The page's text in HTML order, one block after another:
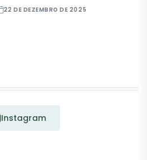
22 DE DEZEMBRO DE 2025
Instagram